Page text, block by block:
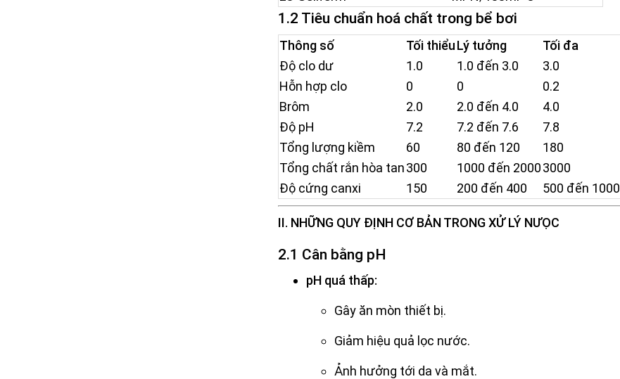
1.2 Tiêu chuẩn hoá chất trong bể bơi
Thông số Tối thiểuLý tưởng
Tối đa
Độ clo dư
1.0 1.0 đến 3.0
3.0
Hỗn hợp clo
0 0
0.2
Brôm
2.0 2.0 đến 4.0
4.0
Độ pH
7.2 7.2 đến 7.6
7.8
Tổng lượng kiềm
60 80 đến 120
180
Tổng chất rắn hòa tan300 1000 đến 20003000
Độ cứng canxi
150 200 đến 400 500 đến 1000
II. NHỮNG QUY ĐỊNH CƠ BẢN TRONG XỬ LÝ NƯỌC
2.1 Cân bằng pH
pH quá thấp:
Gây ăn mòn thiết bị.
Giảm hiệu quả lọc nước.
Ảnh hưởng tới da và mắt.